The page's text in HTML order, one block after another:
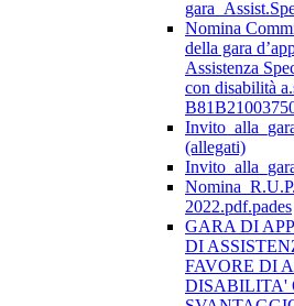
Nomina
della gara
Assistenza
con disabilità
(allegati)
2022.pdf.pades
GARA DI
DI
FAVORE DI
DISABILITA'